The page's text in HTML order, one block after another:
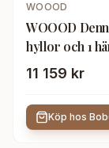
WOOOD
WOOOD
hyllor och 1
11 159 kr
Köp hos